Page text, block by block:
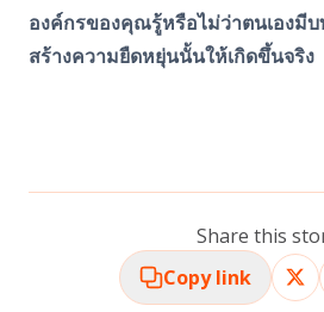
องค์กรของคุณรู้หรือไม่ว่าตนเองมีบ
สร้างความยืดหยุ่นนั้นให้เกิดขึ้นจริง
Share this
Copy link